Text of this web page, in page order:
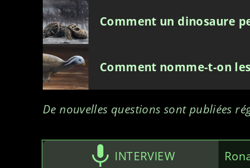
Comment un dinosaure
Comment nomme-t-on
De nouvelles questions sont publiées
INTERVIEW